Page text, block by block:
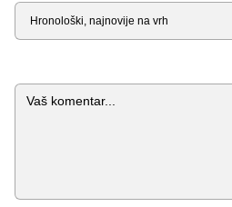
Sortiraj
Komentar